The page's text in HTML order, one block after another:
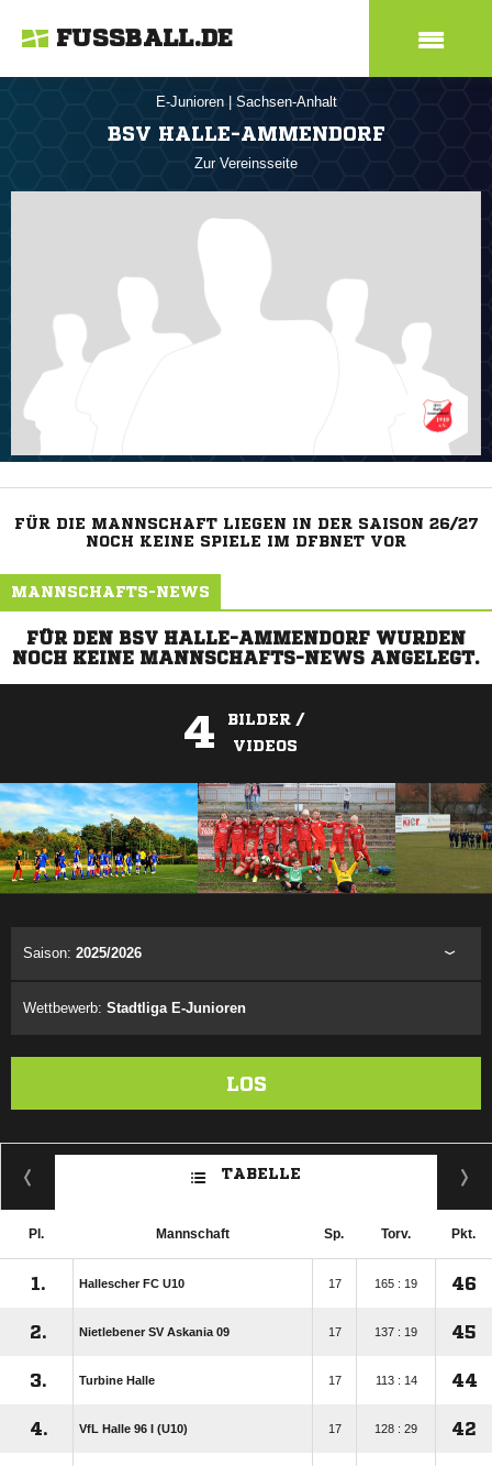
FUSSBALL.DE
E-Junioren Sachsen-Anhalt
BSV HALLE-AMMENDORF
Zur Vereinsseite
FÜR DIE MANNSCHAFT LIEGEN IN DER SAISON 26/27
NOCH KEINE SPIELE IM DFBNET VOR
MANNSCHAFTS-NEWS
FÜR DEN BSV HALLE-AMMENDORF WURDEN
NOCH KEINE MANNSCHAFTS-NEWS ANGELEGT.
4
BILDER /
VIDEOS
Saison: 2025/2026
Wettbewerb: Stadtliga E-Junioren
LOS
TABELLE
Pl. Mannschaft Sp. Torv. Pkt.
1. Hallescher FC U10 17 165 : 19 46
2. Nietlebener SV Askania 09 17 137 : 19 45
3. Turbine Halle 17 113 : 14 44
4. VfL Halle 96 I (U10) 17 128 : 29 42